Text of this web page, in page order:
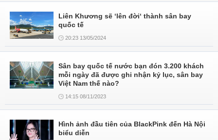
Liên Khương sẽ ‘lên đời‘ thành sân bay
quốc tế
20:23 13/05/2024
Sân bay quốc tế nước bạn đón 3.200 khách
mỗi ngày đã được ghi nhận kỷ lục, sân bay
Việt Nam thế nào?
14:15 08/11/2023
Hình ảnh đầu tiên của BlackPink đến Hà Nội
biểu diễn